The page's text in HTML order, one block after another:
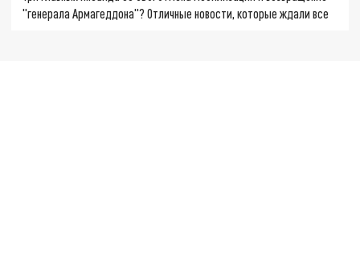
"генерала Армагеддона"? Отличные новости, которые ждали все